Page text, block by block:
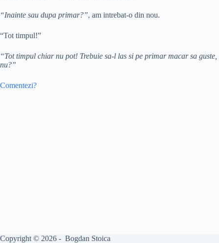
“Inainte sau dupa primar?”, am intrebat-o din nou.
“Tot timpul!”
“Tot timpul chiar nu pot! Trebuie sa-l las si pe primar macar sa guste,
nu?”
Comentezi?
Copyright © 2026 - Bogdan Stoica